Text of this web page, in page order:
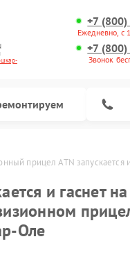
+7
Ежедневно, с
+7
Звонок
прицел ATN запускается
и гаснет на
Оле